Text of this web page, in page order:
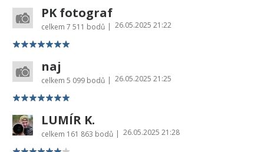
PK fotograf
celkem 7 511 bodů | 26.05.2025 21:22
naj
celkem 5 099 bodů | 26.05.2025 21:25
LUMÍR K.
celkem 161 863 bodů | 26.05.2025 21:28